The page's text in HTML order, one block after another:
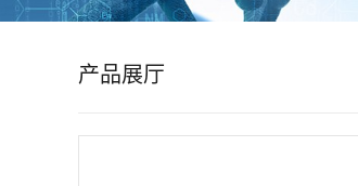
产品展厅